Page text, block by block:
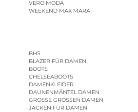
VERO MODA
WEEKEND MAX MARA
BHS
BLAZER FÜR DAMEN
BOOTS
CHELSEABOOTS
DAMENKLEIDER
DAUNENMÄNTEL DAMEN
GROSSE GRÖSSEN DAMEN
JACKEN FÜR DAMEN